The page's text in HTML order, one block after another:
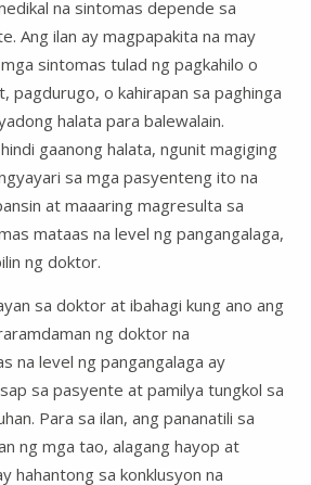
na sintomas depende sa
Ang ilan ay magpapakita na may
sintomas tulad ng pagkahilo o
pagdurugo, o kahirapan sa paghinga
halata para balewalain.
gaanong halata, ngunit magiging
sa mga pasyenteng ito na
at maaaring magresulta sa
mataas na level ng pangangalaga,
ng doktor.
sa doktor at ibahagi kung ano ang
ng doktor na
na level ng pangangalaga ay
sa pasyente at pamilya tungkol sa
Para sa ilan, ang pananatili sa
ng mga tao, alagang hayop at
hahantong sa konklusyon na